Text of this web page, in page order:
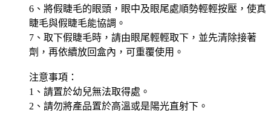
6、將假睫毛的眼頭，眼中及眼尾處順勢輕輕按壓，使真
睫毛與假睫毛能協調。
7、取下假睫毛時，請由眼尾輕輕取下，並先清除接著
劑，再依續放回盒內，可重覆使用。
注意事項：
1、請置於幼兒無法取得處。
2、請勿將產品置於高溫或是陽光直射下。